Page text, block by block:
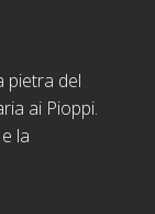
pietra del
ai Pioppi.
la